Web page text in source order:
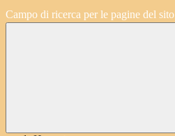
Campo di ricerca per le pagine del sito